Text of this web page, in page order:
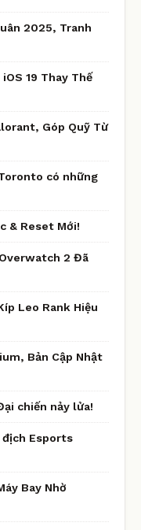
2025, Tranh
19 Thay Thế
Góp Quỹ Từ
có những
& Reset Mới!
2 Đã
Leo Rank Hiệu
Bản Cập Nhật
chiến nảy lửa!
địch Esports
Bay Nhờ